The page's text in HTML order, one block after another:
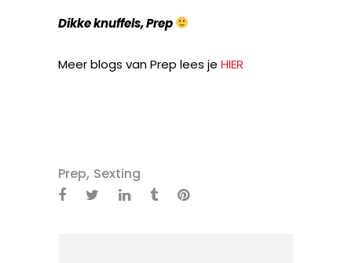
Dikke knuffels, Prep
Meer blogs van Prep lees je HIER
Prep, Sexting